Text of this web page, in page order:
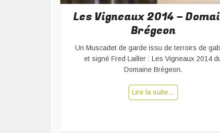
Les Vigneaux 2014 –
Brégeon
Un Muscadet de garde issu de terroirs de
et signé Fred Lailler : Les Vigneaux 2014
Domaine Brégeon.
Lire la suite…